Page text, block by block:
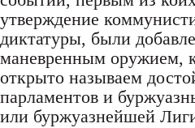
утверждение
диктатуры, были
маневренным оружием,
открыто называем
парламентов и
или буржуазнейшей